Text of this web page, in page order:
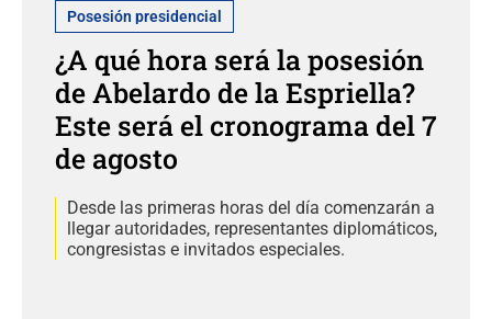
Posesión presidencial
¿A qué hora será la posesión
de Abelardo de la Espriella?
Este será el cronograma del 7
de agosto
Desde las primeras horas del día comenzarán a
llegar autoridades, representantes diplomáticos,
congresistas e invitados especiales.